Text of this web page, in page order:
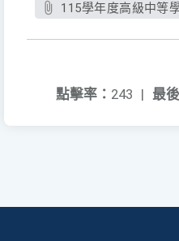
115學年度高級中等
最
點擊率： 243 |